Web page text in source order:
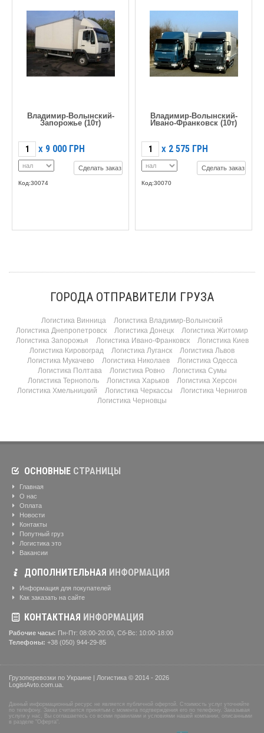
Владимир-Волынский-
Запорожье (10т)
X 9 000 ГРН
Сделать заказ
Код:30074
Владимир-Волынский-
Ивано-Франковск (10т)
X 2 575 ГРН
Сделать заказ
Код:30070
ГОРОДА ОТПРАВИТЕЛИ ГРУЗА
Логистика Винница
Логистика Владимир-Волынский
Логистика Днепропетровск
Логистика Донецк
Логистика Житомир
Логистика Запорожья
Логистика Ивано-Франковск
Логистика Киев
Логистика Кировоград
Логистика Луганск
Логистика Львов
Логистика Мукачево
Логистика Николаев
Логистика Одесса
Логистика Полтава
Логистика Ровно
Логистика Сумы
Логистика Тернополь
Логистика Харьков
Логистика Херсон
Логистика Хмельницкий
Логистика Черкассы
Логистика Чернигов
Логистика Черновцы
ОСНОВНЫЕ СТРАНИЦЫ
Главная
О нас
Оплата
Новости
Контакты
Попутный груз
Логистика это
Вакансии
ДОПОЛНИТЕЛЬНАЯ ИНФОРМАЦИЯ
Информация для покупателей
Как заказать на сайте
КОНТАКТНАЯ ИНФОРМАЦИЯ
Рабочие часы: Пн-Пт: 08:00-20:00, Сб-Вс: 10:00-18:00
Телефоны: +38 (050) 944-29-85
Грузоперевозки по Украине | Логистика © 2014 - 2026
LogistAvto.com.ua.
Данный информационный ресурс не является публичной офертой. Стоимость услуг уточняйте
по телефону. Заказ считается принятым с момента подтверждения его по телефону. Заказывая
услуги у нас, Вы соглашаетесь со всеми правилами и условиями нашей компании, описанными
в разделе "Оферта".